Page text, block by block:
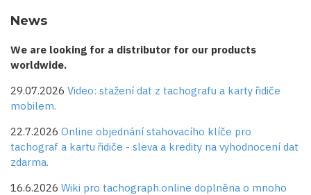
News
We are looking for a distributor for our products
worldwide.
29.07.2026 Video: stažení dat z tachografu a karty řidiče
mobilem.
22.7.2026 Online objednání stahovacího klíče pro
tachograf a kartu řidiče - sleva a kredity na vyhodnocení dat
zdarma.
16.6.2026 Wiki pro tachograph.online doplněna o mnoho